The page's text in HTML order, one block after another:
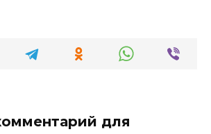
для